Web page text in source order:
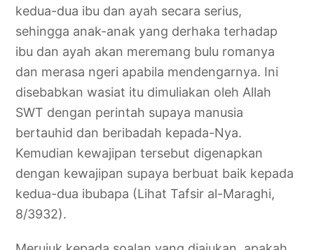
kedua-dua ibu dan ayah secara serius,
sehingga anak-anak yang derhaka terhadap
ibu dan ayah akan meremang bulu romanya
dan merasa ngeri apabila mendengarnya. Ini
disebabkan wasiat itu dimuliakan oleh Allah
SWT dengan perintah supaya manusia
bertauhid dan beribadah kepada-Nya.
Kemudian kewajipan tersebut digenapkan
dengan kewajipan supaya berbuat baik kepada
kedua-dua ibubapa (Lihat Tafsir al-Maraghi,
8/3932).